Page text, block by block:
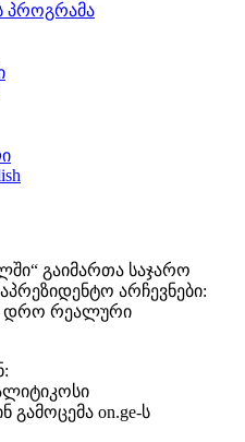
პროგრამა
გაიმართა საჯარო
არჩევნები:
დრო რეალური
on.ge-ს